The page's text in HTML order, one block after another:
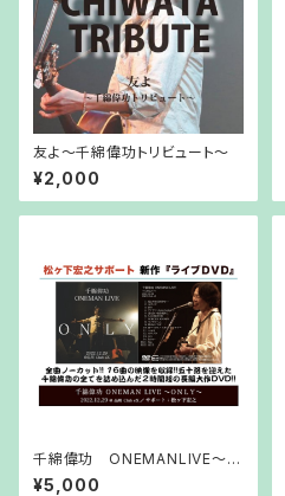
友よ～千綿偉功トリビュート～
¥2,000
千綿偉功 ONEMANLIVE〜O
NLY〜
¥5,000